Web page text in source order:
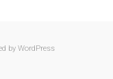
by WordPress